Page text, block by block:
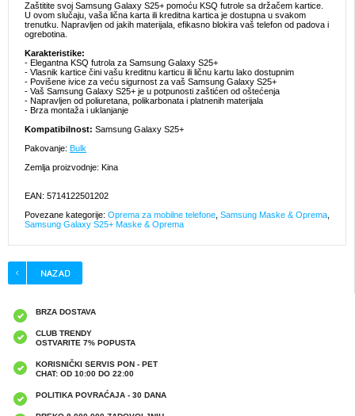
Zaštitite svoj Samsung Galaxy S25+ pomoću KSQ futrole sa držačem kartice.
U ovom slučaju, vaša lična karta ili kreditna kartica je dostupna u svakom
trenutku. Napravljen od jakih materijala, efikasno blokira vaš telefon od padova i
ogrebotina.
Karakteristike:
- Elegantna KSQ futrola za Samsung Galaxy S25+
- Vlasnik kartice čini vašu kreditnu karticu ili ličnu kartu lako dostupnim
- Povišene ivice za veću sigurnost za vaš Samsung Galaxy S25+
- Vaš Samsung Galaxy S25+ je u potpunosti zaštićen od oštećenja
- Napravljen od poliuretana, polikarbonata i platnenih materijala
- Brza montaža i uklanjanje
Kompatibilnost: Samsung Galaxy S25+
Pakovanje: Bulk
Zemlja proizvodnje: Kina
EAN: 5714122501202
Povezane kategorije: Oprema za mobilne telefone Samsung Maske & Oprema
Samsung Galaxy S25+ Maske & Oprema
BRZA DOSTAVA
CLUB TRENDY
OSTVARITE 7% POPUSTA
KORISNIČKI SERVIS PON - PET
CHAT: OD 10:00 DO 22:00
POLITIKA POVRAĆAJA - 30 DANA